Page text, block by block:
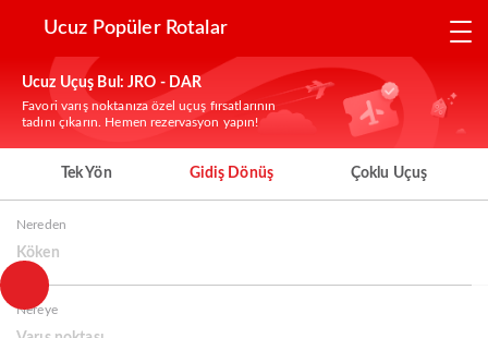
Ucuz Popüler Rotalar
Ucuz Uçuş Bul: JRO - DAR
Favori varış noktanıza özel uçuş fırsatlarının
tadını çıkarın. Hemen rezervasyon yapın!
Tek Yön Gidiş Dönüş Çoklu Uçuş
Nereden
Köken
Nereye